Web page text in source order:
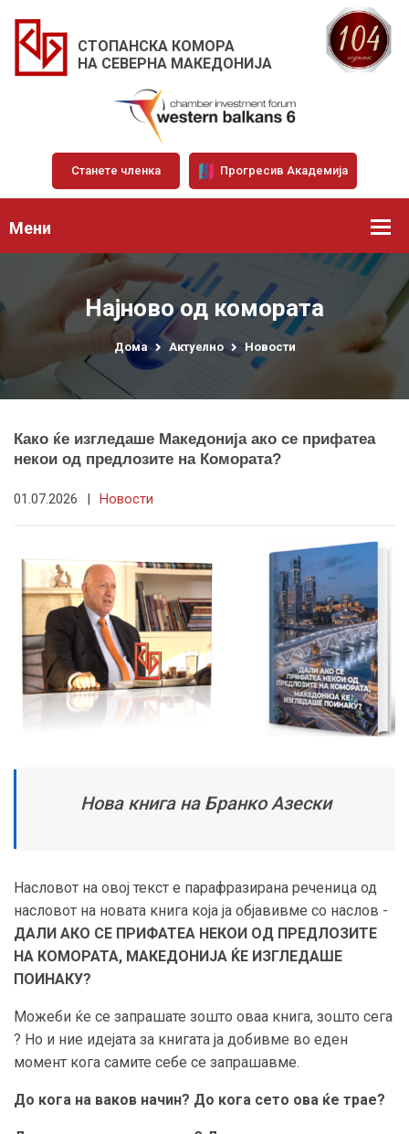
СТОПАНСКА КОМОРА
НА СЕВЕРНА МАКЕДОНИЈА
Станете членка Прогресив Академија
Мени
Најново од комората
Дома Актуелно Новости
Како ќе изгледаше Македонија ако се прифатеа
некои од предлозите на Комората?
01.07.2026 | Новости
Нова книга на Бранко Азески
Насловот на овој текст е парафразирана реченица од
насловот на новата книга која ја објавивме со наслов -
ДАЛИ АКО СЕ ПРИФАТЕА НЕКОИ ОД ПРЕДЛОЗИТЕ
НА КОМОРАТА, МАКЕДОНИЈА ЌЕ ИЗГЛЕДАШЕ
ПОИНАКУ?
Можеби ќе се запрашате зошто оваа книга, зошто сега
? Но и ние идејата за книгата ја добивме во еден
момент кога самите себе се запрашавме.
До кога на ваков начин? До кога сето ова ќе трае?